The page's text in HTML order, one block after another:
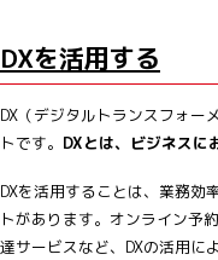
DXを活用する
DX（デジタルトランスフォー
トです。 DXとは、ビジネスに
DXを活用することは、業務効
トがあります。オンライン予
達サービスなど、DXの活用に